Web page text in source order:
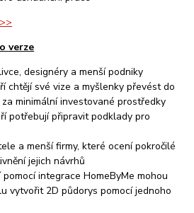
verze
designéry a menší podniky
chtějí své vize a myšlenky převést do
minimální investované prostředky
potřebují připravit podklady pro
a menší firmy, které ocení pokročilé
jejich návrhů
integrace HomeByMe mohou
vytvořit 2D půdorys pomocí jednoho